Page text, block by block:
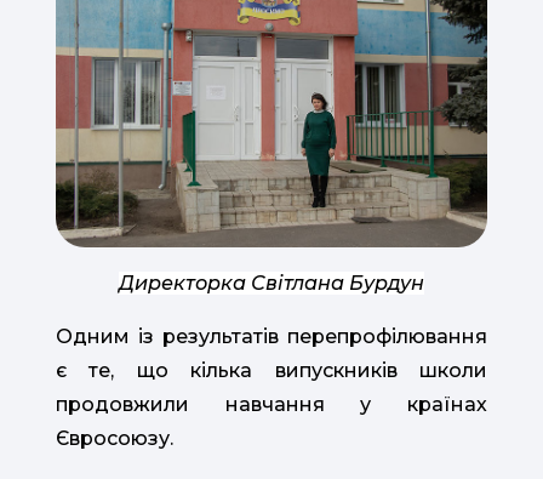
Директорка Світлана Бурдун
Одним із результатів перепрофілювання
є те, що кілька випускників школи
продовжили навчання у країнах
Євросоюзу.